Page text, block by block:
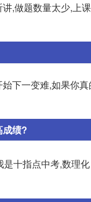
,做题数量太少,上
下一变难,如果你
成绩?
十指点中考,数理